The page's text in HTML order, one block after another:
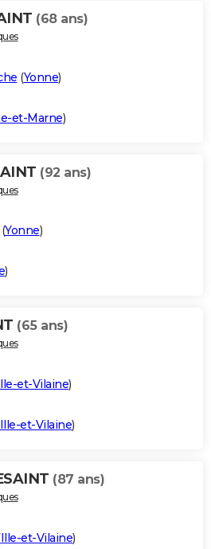
(68 ans)
(Yonne)
et-Marne)
(92 ans)
(Yonne)
)
(65 ans)
et-Vilaine)
Ille-et-Vilaine)
(87 ans)
Ille-et-Vilaine)